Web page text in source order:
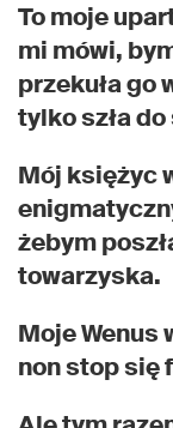
To moje
mi mówi,
przekuła go
tylko szła
Mój księżyc
żebym
towarzyska.
Moje Wenus
non stop się